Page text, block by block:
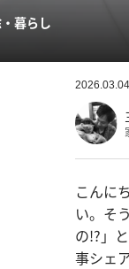
暮らし
2026.03.04
こんに
い。そ
の!?」
事シェ